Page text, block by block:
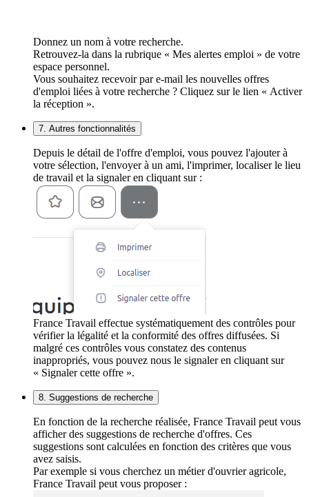
Donnez un nom à votre recherche.
Retrouvez-la dans la rubrique « Mes alertes emploi » de votre
espace personnel.
Vous souhaitez recevoir par e-mail les nouvelles offres
d'emploi liées à votre recherche ? Cliquez sur le lien « Activer
la réception ».
7. Autres fonctionnalités
Depuis le détail de l'offre d'emploi, vous pouvez l'ajouter à
votre sélection, l'envoyer à un ami, l'imprimer, localiser le lieu
de travail et la signaler en cliquant sur :
France Travail effectue systématiquement des contrôles pour
vérifier la légalité et la conformité des offres diffusées. Si
malgré ces contrôles vous constatez des contenus
inappropriés, vous pouvez nous le signaler en cliquant sur
« Signaler cette offre ».
8. Suggestions de recherche
En fonction de la recherche réalisée, France Travail peut vous
afficher des suggestions de recherche d'offres. Ces
suggestions sont calculées en fonction des critères que vous
avez saisis.
Par exemple si vous cherchez un métier d'ouvrier agricole,
France Travail peut vous proposer :